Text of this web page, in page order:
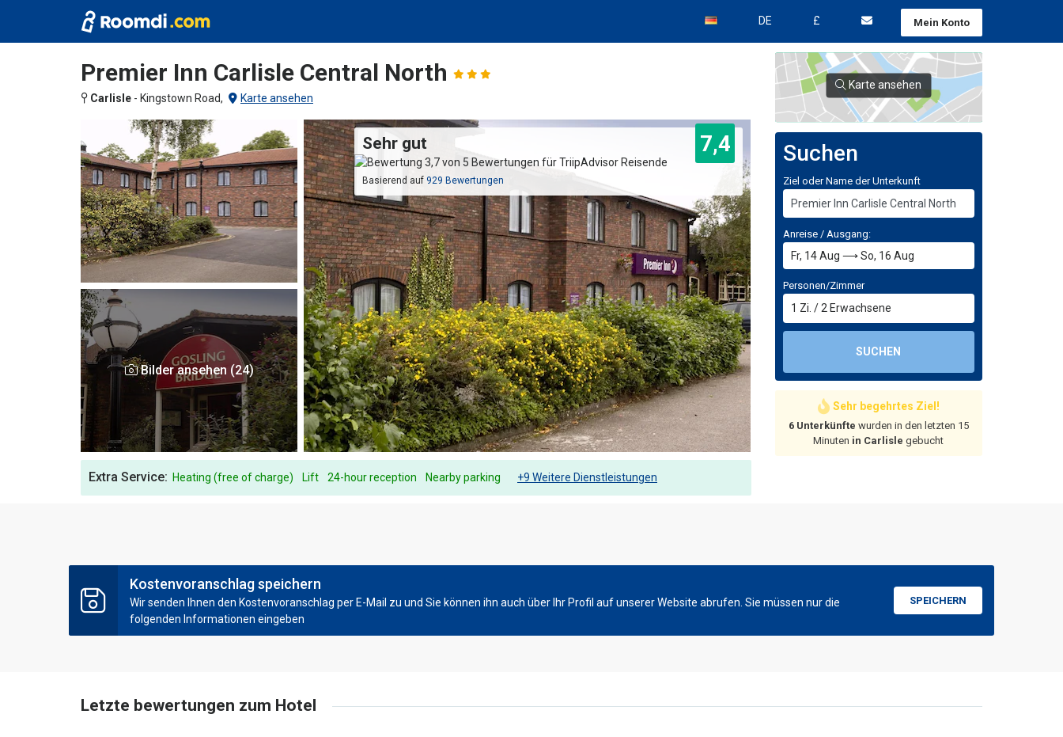
DE £ Mein Konto
Premier Inn Carlisle Central North
Carlisle - Kingstown Road, Karte ansehen
Bilder ansehen (24)
Sehr gut 7,4
Basierend auf 929 Bewertungen
Extra Service: Heating (free of charge) Lift 24-hour reception Nearby parking +9 Weitere Dienstleistungen
Karte ansehen
Suchen
Ziel oder Name der Unterkunft
Anreise / Ausgang:
Personen/Zimmer
1 Zi. /2 Erwachsene
SUCHEN
Sehr begehrtes Ziel!
6 Unterkünfte wurden in den letzten 15
Minuten in Carlisle gebucht
Kostenvoranschlag speichern
Wir senden Ihnen den Kostenvoranschlag per E-Mail zu und Sie können ihn auch über Ihr Profil auf unserer Website abrufen. Sie müssen nur die
folgenden Informationen eingeben
SPEICHERN
Letzte bewertungen zum Hotel